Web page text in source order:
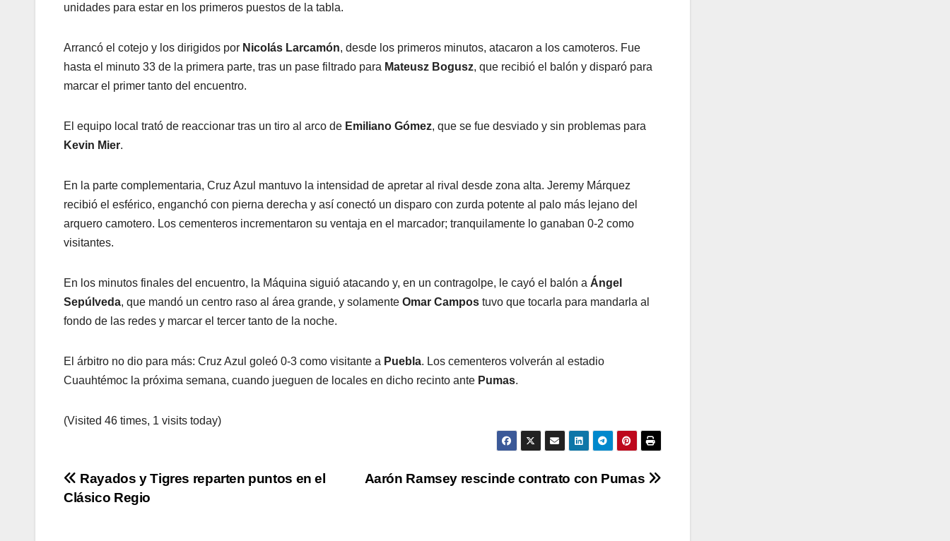
unidades para estar en los primeros puestos de la tabla.
Arrancó el cotejo y los dirigidos por Nicolás Larcamón, desde los primeros minutos, atacaron a los camoteros. Fue
hasta el minuto 33 de la primera parte, tras un pase filtrado para Mateusz Bogusz, que recibió el balón y disparó para
marcar el primer tanto del encuentro.
El equipo local trató de reaccionar tras un tiro al arco de Emiliano Gómez, que se fue desviado y sin problemas para
Kevin Mier.
En la parte complementaria, Cruz Azul mantuvo la intensidad de apretar al rival desde zona alta. Jeremy Márquez
recibió el esférico, enganchó con pierna derecha y así conectó un disparo con zurda potente al palo más lejano del
arquero camotero. Los cementeros incrementaron su ventaja en el marcador; tranquilamente lo ganaban 0-2 como
visitantes.
En los minutos finales del encuentro, la Máquina siguió atacando y, en un contragolpe, le cayó el balón a Ángel
Sepúlveda, que mandó un centro raso al área grande, y solamente Omar Campos tuvo que tocarla para mandarla al
fondo de las redes y marcar el tercer tanto de la noche.
El árbitro no dio para más: Cruz Azul goleó 0-3 como visitante a Puebla. Los cementeros volverán al estadio
Cuauhtémoc la próxima semana, cuando jueguen de locales en dicho recinto ante Pumas.
(Visited 46 times, 1 visits today)
Navegación
Aarón Ramsey rescinde contrato con Pumas
Rayados y Tigres reparten puntos en el
Clásico Regio